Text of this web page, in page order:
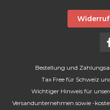
Bestellung und
Tax Free für Schweiz
Wichtiger Hinweis für
Versandunternehmen sowie -